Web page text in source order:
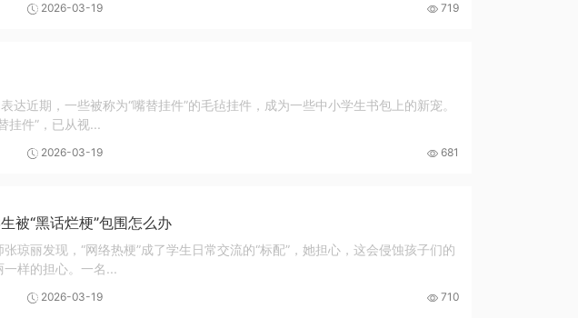
2026-03-19 719
达近期，一些被称为“嘴替挂件”的毛毡挂件，成为一些中小学生书包上的新宠。
挂件”，已从视...
2026-03-19 681
被“黑话烂梗”包围怎么办
琼丽发现，“网络热梗”成了学生日常交流的“标配”，她担心，这会侵蚀孩子们的
样的担心。一名...
2026-03-19 710